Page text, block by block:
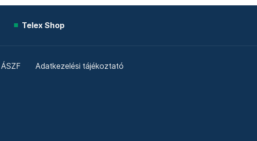
Telex Shop
ÁSZF Adatkezelési tájékoztató